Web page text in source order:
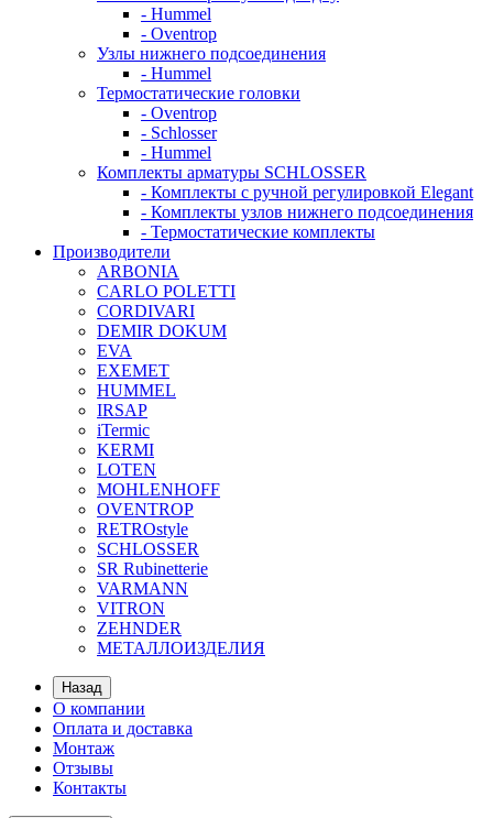
- Hummel
- Oventrop
Узлы нижнего подсоединения
- Hummel
Термостатические головки
- Oventrop
- Schlosser
- Hummel
Комплекты арматуры SCHLOSSER
- Комплекты с ручной регулировкой Elegant
- Комплекты узлов нижнего подсоединения
- Термостатические комплекты
Производители
ARBONIA
CARLO POLETTI
CORDIVARI
DEMIR DOKUM
EVA
EXEMET
HUMMEL
IRSAP
iTermic
KERMI
LOTEN
MOHLENHOFF
OVENTROP
RETROstyle
SCHLOSSER
SR Rubinetterie
VARMANN
VITRON
ZEHNDER
МЕТАЛЛОИЗДЕЛИЯ
Назад
О компании
Оплата и доставка
Монтаж
Отзывы
Контакты